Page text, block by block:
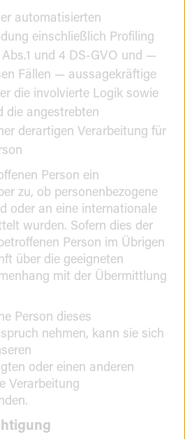
automatisierten
einschließlich Profiling
und 4 DS-GVO und —
Fällen — aussagekräftige
die involvierte Logik sowie
die angestrebten
derartigen Verarbeitung für
Person ein
zu, ob personenbezogene
oder an eine internationale
wurden. Sofern dies der
Person im Übrigen
über die geeigneten
mit der Übermittlung
Person dieses
nehmen, kann sie sich
oder einen anderen
Verarbeitung